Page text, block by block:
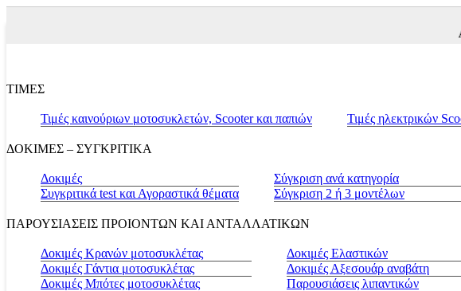
ΤΙΜΕΣ
Τιμές καινούριων μοτοσυκλετών, Scooter και παπιών Τιμές ηλεκτρικών
ΔΟΚΙΜΕΣ – ΣΥΓΚΡΙΤΙΚΑ
Δοκιμές
Συγκριτικά test και Αγοραστικά θέματα
Σύγκριση ανά κατηγορία
Σύγκριση 2 ή 3 μοντέλων
ΠΑΡΟΥΣΙΑΣΕΙΣ ΠΡΟΙΟΝΤΩΝ ΚΑΙ ΑΝΤΑΛΛΑΤΙΚΩΝ
Δοκιμές Κρανών μοτοσυκλέτας
Δοκιμές Γάντια μοτοσυκλέτας
Δοκιμές Μπότες μοτοσυκλέτας
Δοκιμές Ελαστικών
Δοκιμές Αξεσουάρ αναβάτη
Παρουσιάσεις λιπαντικών